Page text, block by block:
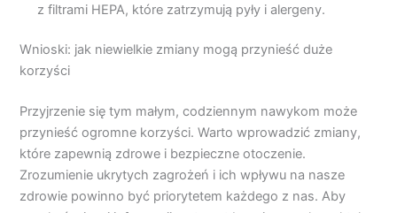
z filtrami HEPA, które zatrzymują pyły i alergeny.
Wnioski: jak niewielkie zmiany mogą przynieść duże
korzyści
Przyjrzenie się tym małym, codziennym nawykom może
przynieść ogromne korzyści. Warto wprowadzić zmiany,
które zapewnią zdrowe i bezpieczne otoczenie.
Zrozumienie ukrytych zagrożeń i ich wpływu na nasze
zdrowie powinno być priorytetem każdego z nas. Aby